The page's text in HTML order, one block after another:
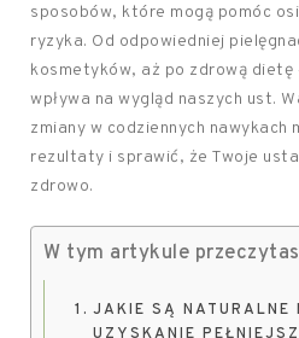
sposobów, które mogą pomóc
ryzyka. Od odpowiedniej
kosmetyków, aż po zdrową
wpływa na wygląd naszych ust.
zmiany w codziennych nawykach
rezultaty i sprawić, że Twoje
zdrowo.
W tym artykule
JAKIE SĄ NATURALNE